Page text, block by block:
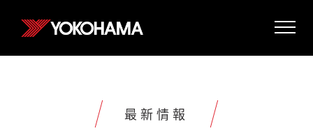
最新情報